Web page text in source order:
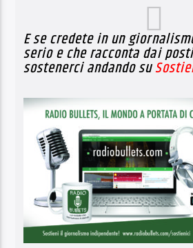
E se credete in un
serio e che racconta dai
sostenerci andando su